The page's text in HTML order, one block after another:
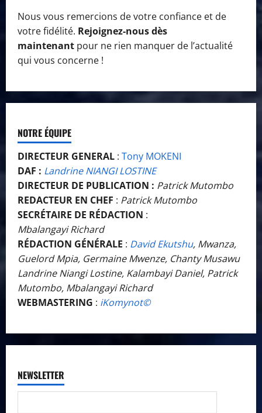
Nous vous remercions de votre confiance et de
votre fidélité. Rejoignez-nous dès
maintenant pour ne rien manquer de l’actualité
qui vous concerne !
NOTRE ÉQUIPE
DIRECTEUR GENERAL : Tony MOKENI
DAF : Landrine NIANGI LOSTINE
DIRECTEUR DE PUBLICATION : Patrick Mutombo
REDACTEUR EN CHEF : Patrick Mutombo
SECRÉTAIRE DE RÉDACTION :
Mbalangayi Richard
RÉDACTION GÉNÉRALE : David Ekutshu, Mwanza,
Guelord Mpia, Germaine Mwenze, Chanty Musawu
Landrine Niangi Lostine, Kalambayi Daniel, Patrick
Mutombo, Mbalangayi Richard
WEBMASTERING : iKomynot©️
NEWSLETTER